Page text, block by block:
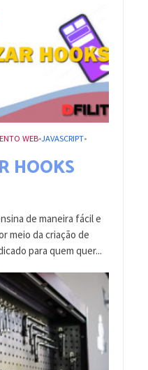
WEB•JAVASCRIPT•
HOOKS
de maneira fácil e
meio da criação de
para quem quer...